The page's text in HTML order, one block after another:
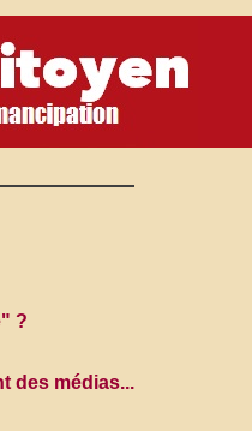
?
des médias...